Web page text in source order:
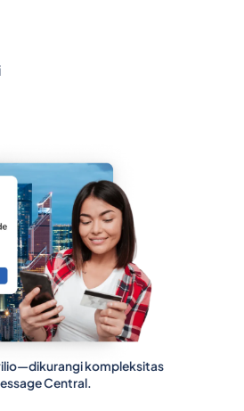
kompleksitas
Central.